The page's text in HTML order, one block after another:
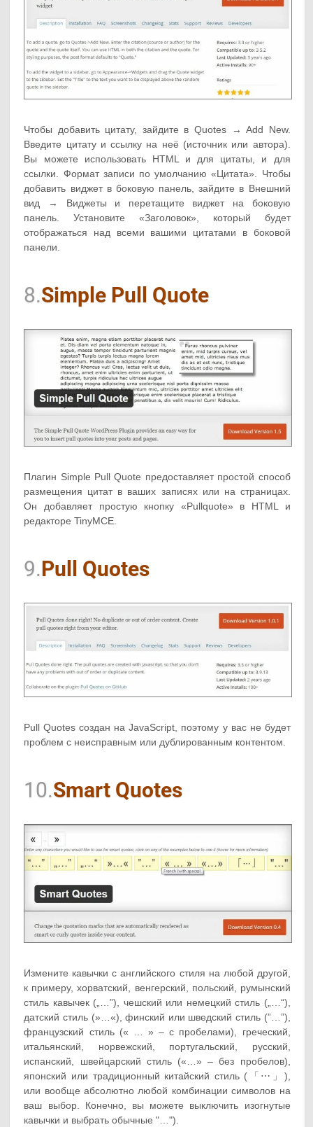
Чтобы добавить цитату, зайдите в Quotes → Add New.
Введите цитату и ссылку на неё (источник или автора).
Вы можете использовать HTML и для цитаты, и для
ссылки. Формат записи по умолчанию «Цитата». Чтобы
добавить виджет в боковую панель, зайдите в Внешний
вид → Виджеты и перетащите виджет на боковую
панель. Установите «Заголовок», который будет
отображаться над всеми вашими цитатами в боковой
панели.
8.Simple Pull Quote
Плагин Simple Pull Quote предоставляет простой способ
размещения цитат в ваших записях или на страницах.
Он добавляет простую кнопку «Pullquote» в HTML и
редакторе TinyMCE.
9.Pull Quotes
Pull Quotes создан на JavaScript, поэтому у вас не будет
проблем с неисправным или дублированным контентом.
10.Smart Quotes
Измените кавычки с английского стиля на любой другой,
к примеру, хорватский, венгерский, польский, румынский
стиль кавычек („…”), чешский или немецкий стиль („…“),
датский стиль (»…«), финский или шведский стиль (”…”),
французский стиль (« … » – с пробелами), греческий,
итальянский, норвежский, португальский, русский,
испанский, швейцарский стиль («…» – без пробелов),
японский или традиционный китайский стиль (「⋯」),
или вообще абсолютно любой комбинации символов на
ваш выбор. Конечно, вы можете выключить изогнутые
кавычки и выбрать обычные "…").